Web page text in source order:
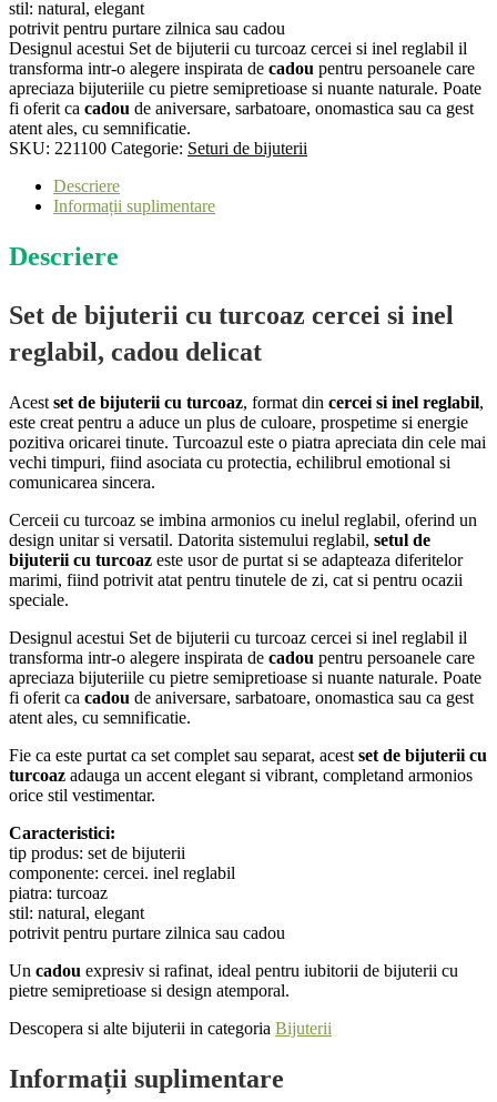
stil: natural, elegant
potrivit pentru purtare zilnica sau cadou
Designul acestui Set de bijuterii cu turcoaz cercei si inel reglabil il
transforma intr-o alegere inspirata de cadou pentru persoanele care
apreciaza bijuteriile cu pietre semipretioase si nuante naturale. Poate
fi oferit ca cadou de aniversare, sarbatoare, onomastica sau ca gest
atent ales, cu semnificatie.
221100
SKU: 221100 Categorie: Seturi de bijuterii
Descriere
Informații suplimentare
Descriere
Set de bijuterii cu turcoaz cercei si inel
reglabil, cadou delicat
Acest set de bijuterii cu turcoaz, format din cercei si inel reglabil,
este creat pentru a aduce un plus de culoare, prospetime si energie
pozitiva oricarei tinute. Turcoazul este o piatra apreciata din cele mai
vechi timpuri, fiind asociata cu protectia, echilibrul emotional si
comunicarea sincera.
Cerceii cu turcoaz se imbina armonios cu inelul reglabil, oferind un
design unitar si versatil. Datorita sistemului reglabil, setul de
bijuterii cu turcoaz este usor de purtat si se adapteaza diferitelor
marimi, fiind potrivit atat pentru tinutele de zi, cat si pentru ocazii
speciale.
Designul acestui Set de bijuterii cu turcoaz cercei si inel reglabil il
transforma intr-o alegere inspirata de cadou pentru persoanele care
apreciaza bijuteriile cu pietre semipretioase si nuante naturale. Poate
fi oferit ca cadou de aniversare, sarbatoare, onomastica sau ca gest
atent ales, cu semnificatie.
Fie ca este purtat ca set complet sau separat, acest set de bijuterii cu
turcoaz adauga un accent elegant si vibrant, completand armonios
orice stil vestimentar.
Caracteristici:
tip produs: set de bijuterii
componente: cercei. inel reglabil
piatra: turcoaz
stil: natural, elegant
potrivit pentru purtare zilnica sau cadou
Un cadou expresiv si rafinat, ideal pentru iubitorii de bijuterii cu
pietre semipretioase si design atemporal.
Descopera si alte bijuterii in categoria Bijuterii
Informații suplimentare